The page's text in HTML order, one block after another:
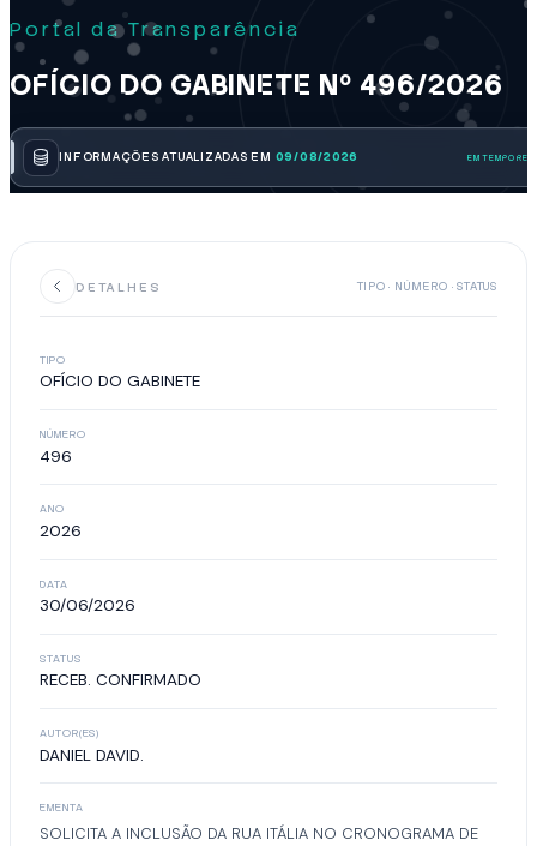
Portal da Transparência
OFÍCIO DO GABINETE Nº 496/2026
INFORMAÇÕES ATUALIZADAS EM 09/08/2026
DETALHES TIPO · NÚMERO · STATUS
TIPO
OFÍCIO DO GABINETE
NÚMERO
496
ANO
2026
DATA
30/06/2026
STATUS
RECEB. CONFIRMADO
AUTOR(ES)
DANIEL DAVID.
EMENTA
SOLICITA A INCLUSÃO DA RUA ITÁLIA NO CRONOGRAMA DE